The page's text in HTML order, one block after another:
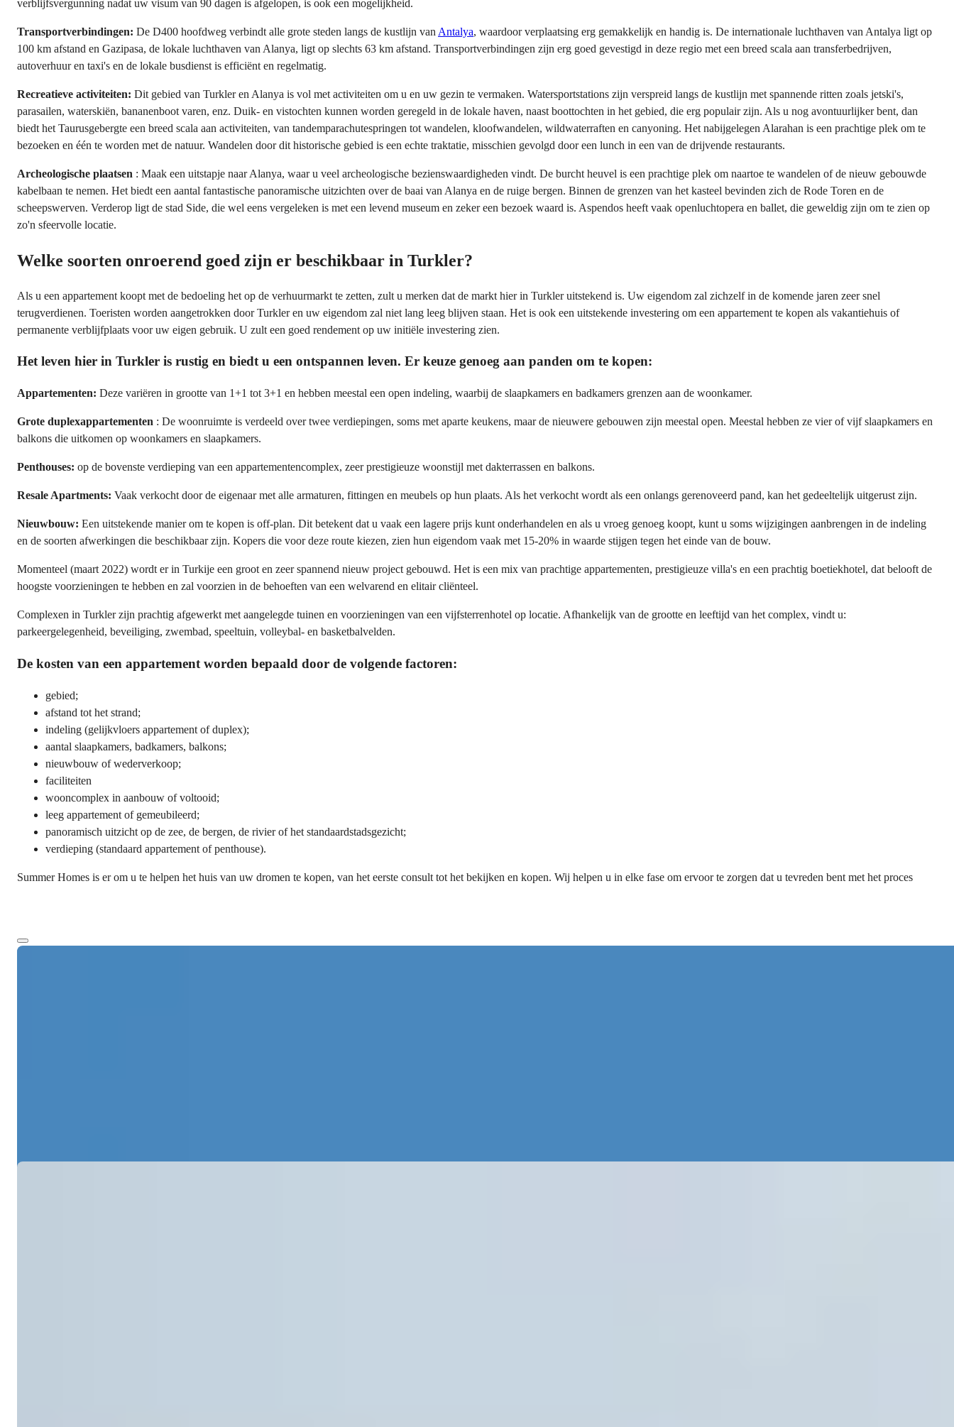
verblijfsvergunning nadat uw visum van 90 dagen is afgelopen, is ook een mogelijkheid.
Transportverbindingen: De D400 hoofdweg verbindt alle grote steden langs de kustlijn van Antalya, waardoor verplaatsing erg gemakkelijk en handig is. De internationale luchthaven van Antalya ligt op
100 km afstand en Gazipasa, de lokale luchthaven van Alanya, ligt op slechts 63 km afstand. Transportverbindingen zijn erg goed gevestigd in deze regio met een breed scala aan transferbedrijven,
autoverhuur en taxi's en de lokale busdienst is efficiënt en regelmatig.
Recreatieve activiteiten: Dit gebied van Turkler en Alanya is vol met activiteiten om u en uw gezin te vermaken. Watersportstations zijn verspreid langs de kustlijn met spannende ritten zoals jetski's,
parasailen, waterskiën, bananenboot varen, enz. Duik- en vistochten kunnen worden geregeld in de lokale haven, naast boottochten in het gebied, die erg populair zijn. Als u nog avontuurlijker bent, dan
biedt het Taurusgebergte een breed scala aan activiteiten, van tandemparachutespringen tot wandelen, kloofwandelen, wildwaterraften en canyoning. Het nabijgelegen Alarahan is een prachtige plek om te
bezoeken en één te worden met de natuur. Wandelen door dit historische gebied is een echte traktatie, misschien gevolgd door een lunch in een van de drijvende restaurants.
Archeologische plaatsen : Maak een uitstapje naar Alanya, waar u veel archeologische bezienswaardigheden vindt. De burcht heuvel is een prachtige plek om naartoe te wandelen of de nieuw gebouwde
kabelbaan te nemen. Het biedt een aantal fantastische panoramische uitzichten over de baai van Alanya en de ruige bergen. Binnen de grenzen van het kasteel bevinden zich de Rode Toren en de
scheepswerven. Verderop ligt de stad Side, die wel eens vergeleken is met een levend museum en zeker een bezoek waard is. Aspendos heeft vaak openluchtopera en ballet, die geweldig zijn om te zien op
zo'n sfeervolle locatie.
Welke soorten onroerend goed zijn er beschikbaar in Turkler?
Als u een appartement koopt met de bedoeling het op de verhuurmarkt te zetten, zult u merken dat de markt hier in Turkler uitstekend is. Uw eigendom zal zichzelf in de komende jaren zeer snel
terugverdienen. Toeristen worden aangetrokken door Turkler en uw eigendom zal niet lang leeg blijven staan. Het is ook een uitstekende investering om een appartement te kopen als vakantiehuis of
permanente verblijfplaats voor uw eigen gebruik. U zult een goed rendement op uw initiële investering zien.
Het leven hier in Turkler is rustig en biedt u een ontspannen leven. Er keuze genoeg aan panden om te kopen:
Appartementen: Deze variëren in grootte van 1+1 tot 3+1 en hebben meestal een open indeling, waarbij de slaapkamers en badkamers grenzen aan de woonkamer.
Grote duplexappartementen : De woonruimte is verdeeld over twee verdiepingen, soms met aparte keukens, maar de nieuwere gebouwen zijn meestal open. Meestal hebben ze vier of vijf slaapkamers en
balkons die uitkomen op woonkamers en slaapkamers.
Penthouses: op de bovenste verdieping van een appartementencomplex, zeer prestigieuze woonstijl met dakterrassen en balkons.
Resale Apartments: Vaak verkocht door de eigenaar met alle armaturen, fittingen en meubels op hun plaats. Als het verkocht wordt als een onlangs gerenoveerd pand, kan het gedeeltelijk uitgerust zijn.
Nieuwbouw: Een uitstekende manier om te kopen is off-plan. Dit betekent dat u vaak een lagere prijs kunt onderhandelen en als u vroeg genoeg koopt, kunt u soms wijzigingen aanbrengen in de indeling
en de soorten afwerkingen die beschikbaar zijn. Kopers die voor deze route kiezen, zien hun eigendom vaak met 15-20% in waarde stijgen tegen het einde van de bouw.
Momenteel (maart 2022) wordt er in Turkije een groot en zeer spannend nieuw project gebouwd. Het is een mix van prachtige appartementen, prestigieuze villa's en een prachtig boetiekhotel, dat belooft de
hoogste voorzieningen te hebben en zal voorzien in de behoeften van een welvarend en elitair cliënteel.
Complexen in Turkler zijn prachtig afgewerkt met aangelegde tuinen en voorzieningen van een vijfsterrenhotel op locatie. Afhankelijk van de grootte en leeftijd van het complex, vindt u:
parkeergelegenheid, beveiliging, zwembad, speeltuin, volleybal- en basketbalvelden.
De kosten van een appartement worden bepaald door de volgende factoren:
gebied;
afstand tot het strand;
indeling (gelijkvloers appartement of duplex);
aantal slaapkamers, badkamers, balkons;
nieuwbouw of wederverkoop;
faciliteiten
wooncomplex in aanbouw of voltooid;
leeg appartement of gemeubileerd;
panoramisch uitzicht op de zee, de bergen, de rivier of het standaardstadsgezicht;
verdieping (standaard appartement of penthouse).
Summer Homes is er om u te helpen het huis van uw dromen te kopen, van het eerste consult tot het bekijken en kopen. Wij helpen u in elke fase om ervoor te zorgen dat u tevreden bent met het proces
Ref:
Prijs
Ref: